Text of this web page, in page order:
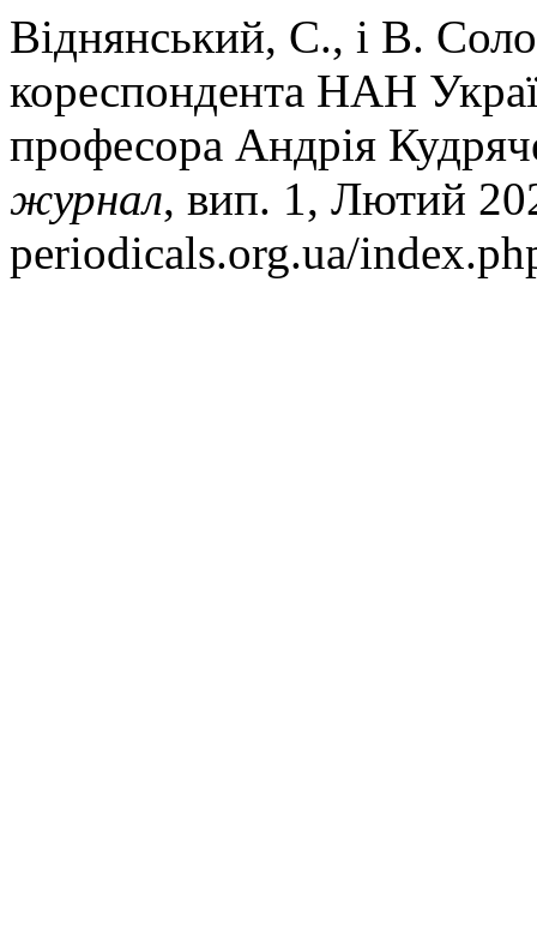
Віднянський, С., і В.
кореспондента НАН
професора Андрія
журнал, вип. 1, Лютий
periodicals.org.ua/